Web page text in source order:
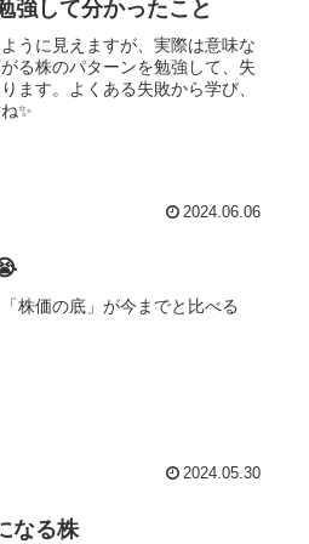
強して分かったこと
うに見えますが、実際は意味な
る株のパターンを勉強して、失
ます。よくある失敗から学び、
✨
2024.06.06
株価の底」が今までと比べる
2024.05.30
なる株